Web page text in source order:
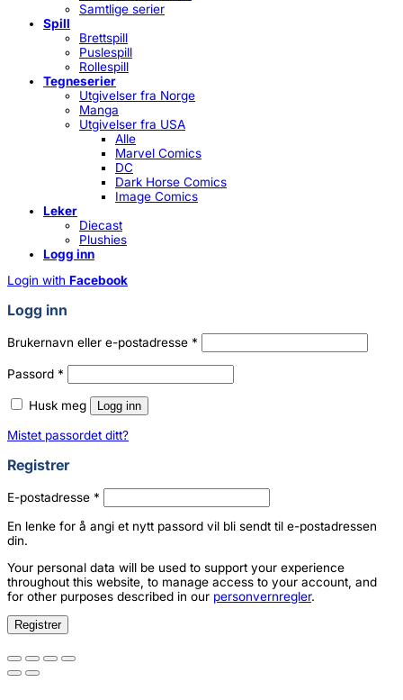
Samtlige serier
Spill
Brettspill
Puslespill
Rollespill
Tegneserier
Utgivelser fra Norge
Manga
Utgivelser fra USA
Alle
Marvel Comics
DC
Dark Horse Comics
Image Comics
Leker
Diecast
Plushies
Logg inn
Login with Facebook
Logg inn
Brukernavn eller e-postadresse *
Passord * Påkrevd
Husk meg Logg inn
Mistet passordet ditt?
Registrer
E-postadresse * Påkrevd
En lenke for å angi et nytt passord vil bli sendt til e-postadressen
din.
Your personal data will be used to support your experience
throughout this website, to manage access to your account, and
for other purposes described in our personvernregler.
Registrer